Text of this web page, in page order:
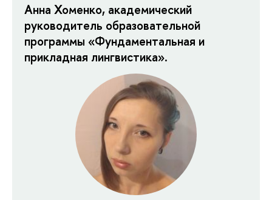
Анна Хоменко, академический
руководитель образовательной
программы «Фундаментальная и
прикладная лингвистика».